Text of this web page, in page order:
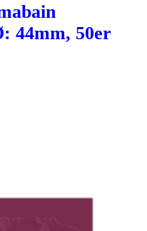
44mm, 50er